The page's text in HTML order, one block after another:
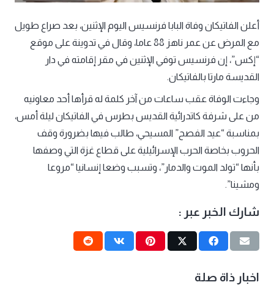
أعلن الفاتيكان وفاة البابا فرنسيس اليوم الإثنين، بعد صراع طويل
مع المرض عن عمر ناهز 88 عاما، وقال في تدوينة على موقع
“إكس”، إن فرنسيس توفي الإثنين في مقر إقامته في دار
القديسة مارتا بالفاتيكان.
وجاءت الوفاة عقب ساعات من آخر كلمة له قرأها أحد معاونيه
من على شرفة كاتدرائية القديس بطرس في الفاتيكان ليلة أمس،
بمناسبة “عيد الفصح” المسيحي، طالب فيها بضرورة وقف
الحروب بخاصة الحرب الإسرائيلية على قطاع غزة التي وصفها
بأنها “تولد الموت والدمار”، وتسبب وضعا إنسانيا “مروعا
ومشينا”.
شارك الخبر عبر :
اخبار ذاة صلة